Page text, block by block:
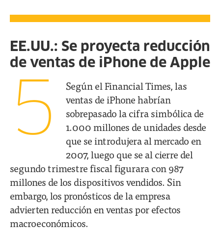
EE.UU.: Se proyecta reducción
de ventas de iPhone de Apple
5
Según el Financial Times, las
ventas de iPhone habrían
sobrepasado la cifra simbólica de
1.000 millones de unidades desde
que se introdujera al mercado en
2007, luego que se al cierre del
segundo trimestre fiscal figurara con 987
millones de los dispositivos vendidos. Sin
embargo, los pronósticos de la empresa
advierten reducción en ventas por efectos
macroeconómicos.